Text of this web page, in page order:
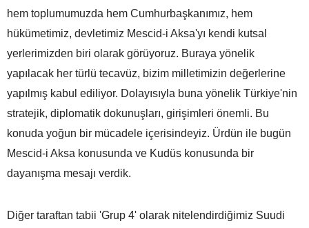
hem toplumumuzda hem Cumhurbaşkanımız, hem
hükümetimiz, devletimiz Mescid-i Aksa'yı kendi kutsal
yerlerimizden biri olarak görüyoruz. Buraya yönelik
yapılacak her türlü tecavüz, bizim milletimizin değerlerine
yapılmış kabul ediliyor. Dolayısıyla buna yönelik Türkiye'nin
stratejik, diplomatik dokunuşları, girişimleri önemli. Bu
konuda yoğun bir mücadele içerisindeyiz. Ürdün ile bugün
Mescid-i Aksa konusunda ve Kudüs konusunda bir
dayanışma mesajı verdik.
Diğer taraftan tabii 'Grup 4' olarak nitelendirdiğimiz Suudi